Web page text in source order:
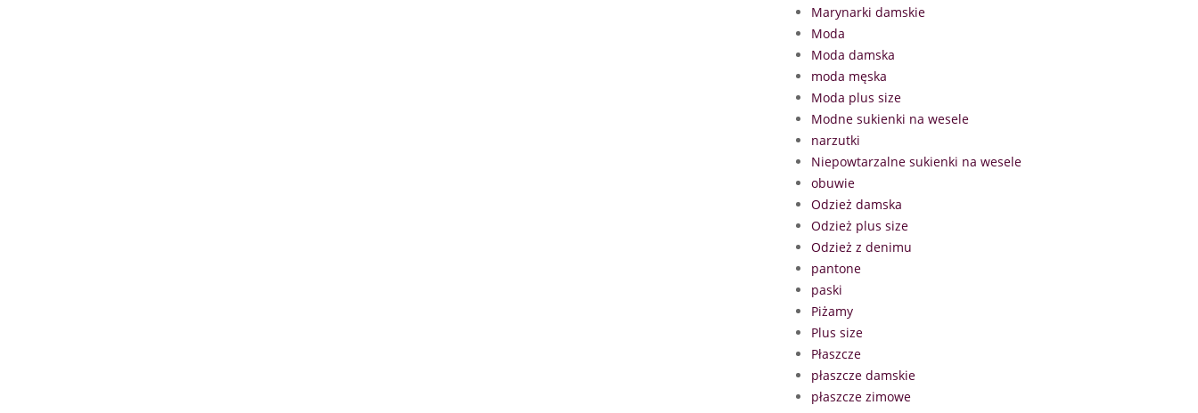
Marynarki damskie
Moda
Moda damska
moda męska
Moda plus size
Modne sukienki na wesele
narzutki
Niepowtarzalne sukienki na wesele
obuwie
Odzież damska
Odzież plus size
Odzież z denimu
pantone
paski
Piżamy
Plus size
Płaszcze
płaszcze damskie
płaszcze zimowe